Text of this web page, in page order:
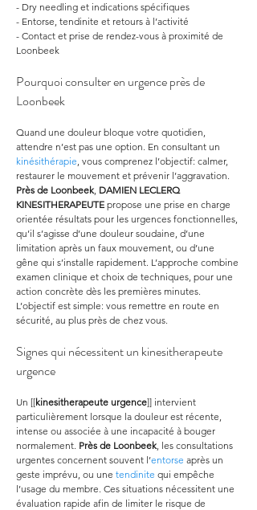
- Dry needling et indications spécifiques
- Entorse, tendinite et retours à l’activité
- Contact et prise de rendez-vous à proximité de
Loonbeek
Pourquoi consulter en urgence près de
Loonbeek
Quand une douleur bloque votre quotidien,
attendre n’est pas une option. En consultant un
kinésithérapie, vous comprenez l’objectif: calmer,
restaurer le mouvement et prévenir l’aggravation.
Près de Loonbeek, DAMIEN LECLERQ
KINESITHERAPEUTE propose une prise en charge
orientée résultats pour les urgences fonctionnelles,
qu’il s’agisse d’une douleur soudaine, d’une
limitation après un faux mouvement, ou d’une
gêne qui s’installe rapidement. L’approche combine
examen clinique et choix de techniques, pour une
action concrète dès les premières minutes.
L’objectif est simple: vous remettre en route en
sécurité, au plus près de chez vous.
Signes qui nécessitent un kinesitherapeute
urgence
Un [[kinesitherapeute urgence]] intervient
particulièrement lorsque la douleur est récente,
intense ou associée à une incapacité à bouger
normalement. Près de Loonbeek, les consultations
urgentes concernent souvent l’entorse après un
geste imprévu, ou une tendinite qui empêche
l’usage du membre. Ces situations nécessitent une
évaluation rapide afin de limiter le risque de